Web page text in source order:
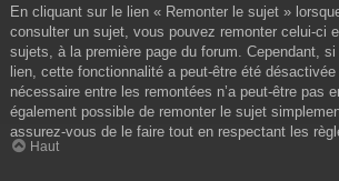
En cliquant sur le lien « Remonter le sujet »
consulter un sujet, vous pouvez remonter celui-ci
sujets, à la première page du forum. Cependant,
lien, cette fonctionnalité a peut-être été
nécessaire entre les remontées n’a peut-être pas
également possible de remonter le sujet
assurez-vous de le faire tout en respectant les
Haut